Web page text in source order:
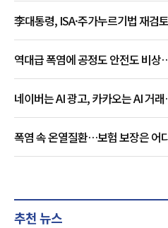
李대통령, ISA·주가누르기법 재검
역대급 폭염에 공정도 안전도 비
네이버는 AI 광고, 카카오는 AI 거
폭염 속 온열질환…보험 보장은 어
추천 뉴스